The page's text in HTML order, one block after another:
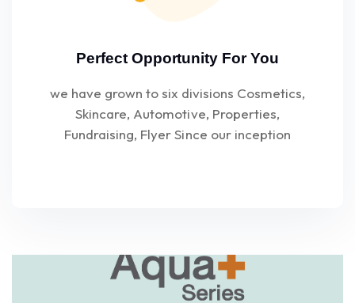
Perfect Opportunity For You
we have grown to six divisions Cosmetics,
Skincare, Automotive, Properties,
Fundraising, Flyer Since our inception